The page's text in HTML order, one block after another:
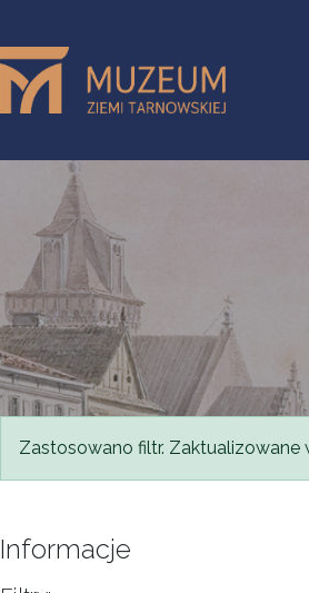
Komunikat
Zastosowano filtr. Zaktualizowane
Informacje